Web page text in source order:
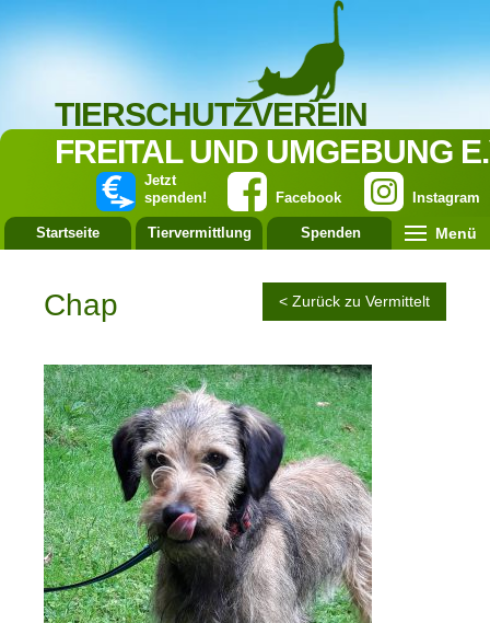
TIERSCHUTZVEREIN
FREITAL UND UMGEBUNG
Instagram
Facebook
Jetzt
spenden!
Startseite Tiervermittlung Spenden Menü
Chap < Zurück zu Vermittelt